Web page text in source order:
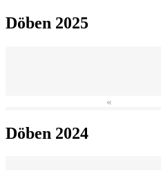
Döben 2025
«
Döben 2024